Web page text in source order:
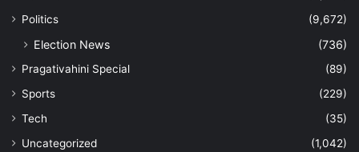
Politics
(9,672)
Election News (736)
Pragativahini Special
(89)
Sports
(229)
Tech
(35)
Uncategorized
(1,042)